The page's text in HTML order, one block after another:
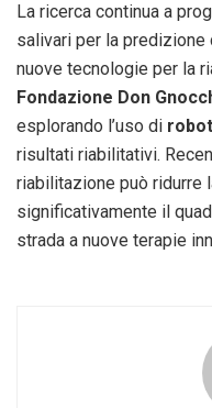
La ricerca continua a
salivari per la predizione
nuove tecnologie per la
Fondazione Don
esplorando l’uso di robot
risultati riabilitativi.
riabilitazione può ridurre
significativamente il
strada a nuove terapie